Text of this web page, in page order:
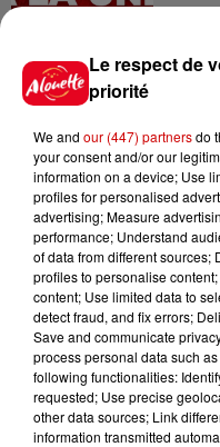
15h02
du...
11h01
Un
10h10
Le respect de
priorité
We and our (447) partnersdo
your consent and/or our
information on a device; Use
profiles for personalised
advertising; Measure
performance; Understand
of data from different sources;
profiles to personalise
content; Use limited data to
detect fraud, and fix errors;
Save and communicate
process personal data such
following functionalities:
requested; Use precise
other data sources; Link
information transmitted